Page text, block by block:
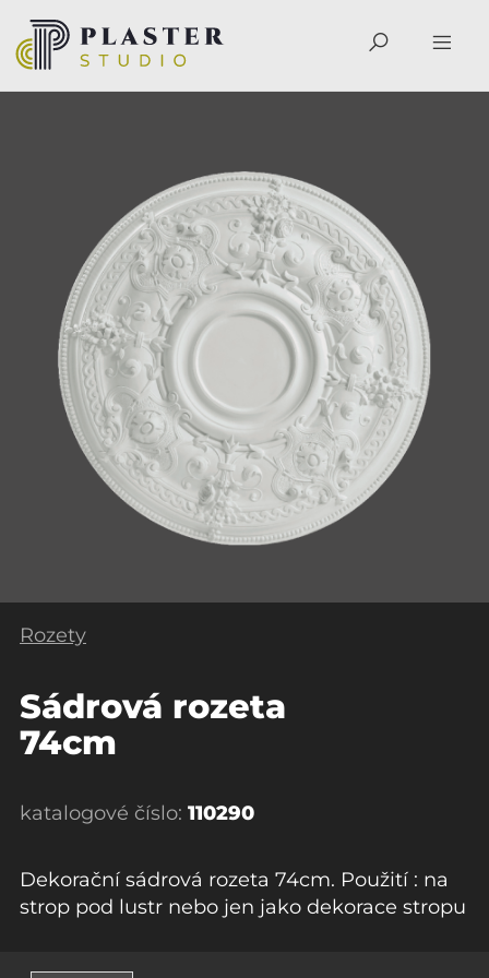
Rozety
Sádrová rozeta
74cm
katalogové číslo: 110290
Dekorační sádrová rozeta 74cm. Použití : na
strop pod lustr nebo jen jako dekorace stropu